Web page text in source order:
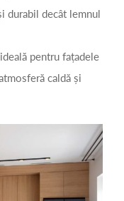
durabil decât lemnul
pentru fațadele
caldă și